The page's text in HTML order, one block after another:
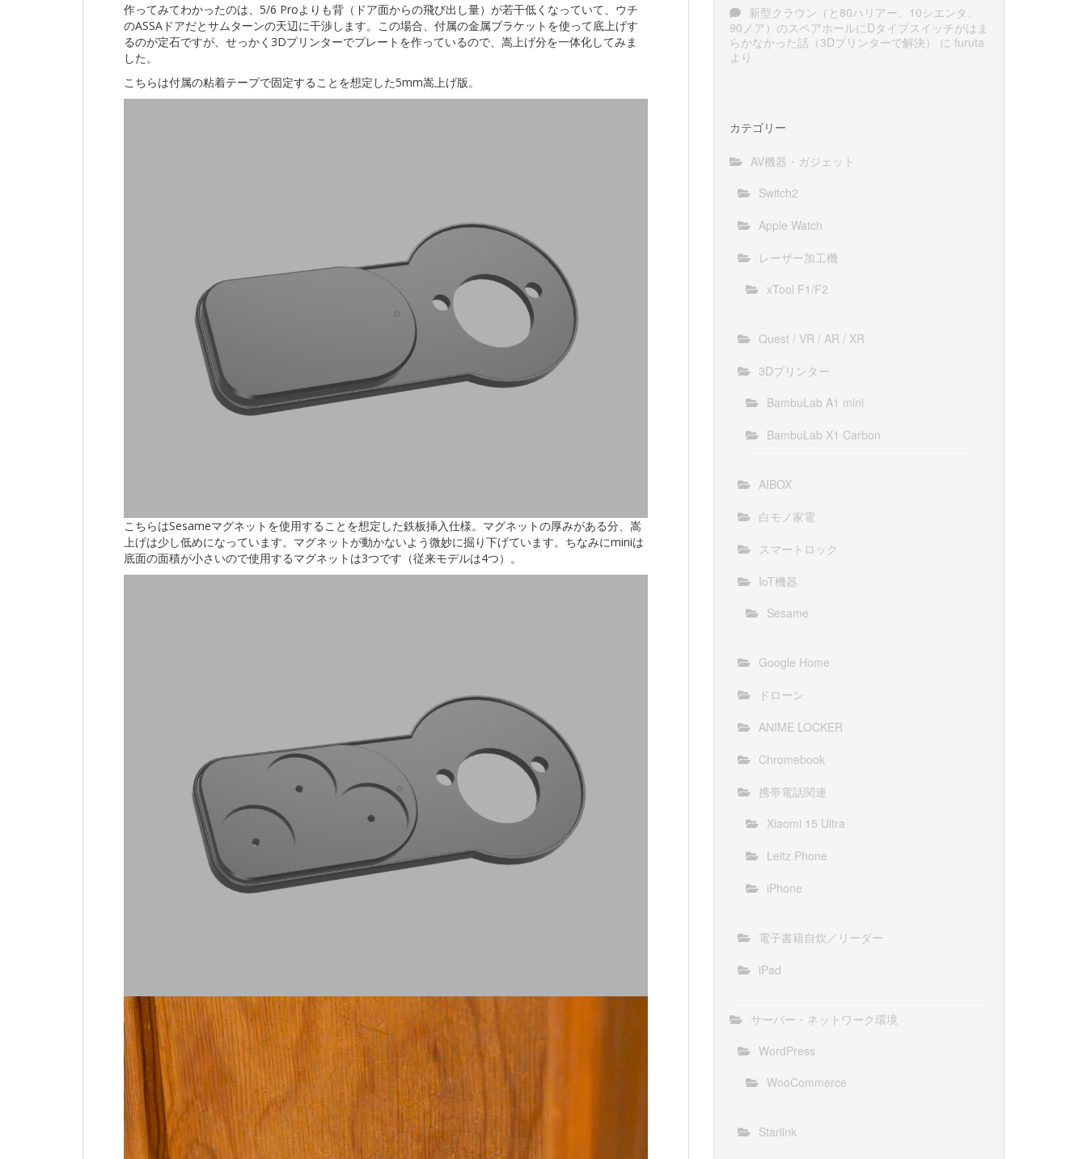
作ってみてわかったのは、5/6 Proよりも背（ドア面からの飛び出し量）が若干低くなっていて、ウチ
のASSAドアだとサムターンの天辺に干渉します。この場合、付属の金属ブラケットを使って底上げす
るのが定石ですが、せっかく3Dプリンターでプレートを作っているので、嵩上げ分を一体化してみま
した。
こちらは付属の粘着テープで固定することを想定した5mm嵩上げ版。
こちらはSesameマグネットを使用することを想定した鉄板挿入仕様。マグネットの厚みがある分、嵩
上げは少し低めになっています。マグネットが動かないよう微妙に掘り下げています。ちなみにminiは
底面の面積が小さいので使用するマグネットは3つです（従来モデルは4つ）。
新型クラウン（と80ハリアー、10シエンタ、
90ノア）のスペアホールにDタイプスイッチがはま
らかなかった話（3Dプリンターで解決）
に furuta
より
カテゴリー
AV機器・ガジェット
Switch2
Apple Watch
レーザー加工機
xTool F1/F2
Quest / VR / AR / XR
3Dプリンター
BambuLab A1 mini
BambuLab X1 Carbon
AIBOX
白モノ家電
スマートロック
IoT機器
Sesame
Google Home
ドローン
ANIME LOCKER
Chromebook
携帯電話関連
Xiaomi 15 Ultra
Leitz Phone
iPhone
電子書籍自炊／リーダー
iPad
サーバー・ネットワーク環境
WordPress
WooCommerce
Starlink